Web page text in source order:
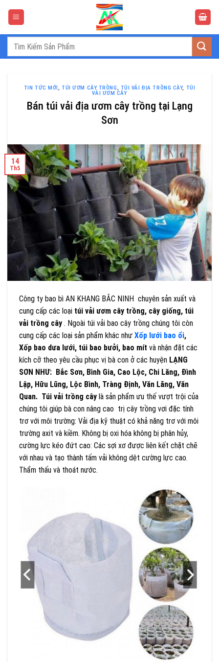
Tìm
TIN TỨC MỚI , TÚI ƯƠM CÂY TRỒNG, TÚI VẢI ĐỊA TRỒNG CÂY, TÚI
VẢI ƯƠM CÂY
Bán túi vải địa ươm cây trồng tại Lạng
Sơn
14
Th5
Công ty bao bì AN KHANG BẮC NINH chuyên sản xuất và
cung cấp các loại túi vải ươm cây trồng, cây giống, túi
vải trồng cây . Ngoài túi vải bao cây trồng chúng tôi còn
cung cấp các loại sản phẩm khác như Xốp lưới bao ổi,
Xốp bao dưa lưới, túi bao bưởi, bao mít và nhận đặt các
kích cỡ theo yêu cầu phục vị bà con ở các huyện LẠNG
SƠN NHƯ: Bắc Sơn, Bình Gia, Cao Lộc, Chi Lăng, Đình
Lập, Hữu Lũng, Lộc Bình, Tràng Định, Văn Lãng, Văn
Quan. Túi vải trồng cây là sản phẩm ưu thế vượt trội của
chúng tôi giúp bà con nâng cao trị cây trồng vơi đặc tính
trơ với môi trường: Vải địa kỹ thuật có khả năng trơ với môi
trường axit và kiềm. Không bị oxi hóa không bị phân hủy,
cường lực kéo đứt cao: Các sợi xơ được liên kết chặt chẽ
với nhau và tạo thành tấm vải không dệt cường lực cao.
Thẩm thấu và thoát nước.